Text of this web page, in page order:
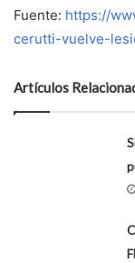
Fuente: https://
cerutti-vuelve-
Artículos